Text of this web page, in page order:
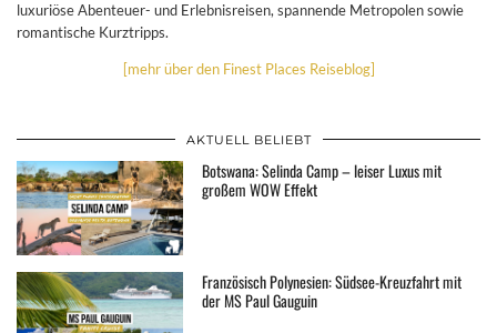
luxuriöse Abenteuer- und Erlebnisreisen, spannende Metropolen sowie
romantische Kurztripps.
[mehr über den Finest Places Reiseblog]
AKTUELL BELIEBT
Botswana: Selinda Camp – leiser Luxus mit
großem WOW Effekt
Französisch Polynesien: Südsee-Kreuzfahrt mit
der MS Paul Gauguin